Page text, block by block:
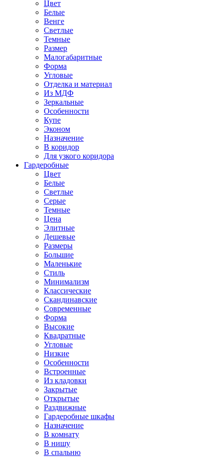
Цвет
Белые
Венге
Светлые
Темные
Размер
Малогабаритные
Форма
Угловые
Отделка и материал
Из МДФ
Зеркальные
Особенности
Купе
Эконом
Назначение
В коридор
Для узкого коридора
Гардеробные
Цвет
Белые
Светлые
Серые
Темные
Цена
Элитные
Дешевые
Размеры
Большие
Маленькие
Стиль
Минимализм
Классические
Скандинавские
Современные
Форма
Высокие
Квадратные
Угловые
Низкие
Особенности
Встроенные
Из кладовки
Закрытые
Открытые
Раздвижные
Гардеробные шкафы
Назначение
В комнату
В нишу
В спальню